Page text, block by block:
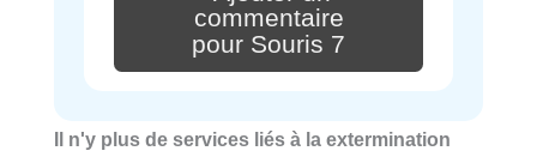
commentaire
pour Souris 7
Il n'y plus de services liés à la extermination